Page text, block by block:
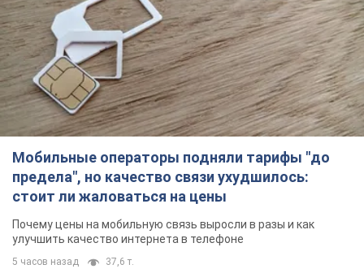
Мобильные операторы подняли тарифы "до
предела", но качество связи ухудшилось:
стоит ли жаловаться на цены
Почему цены на мобильную связь выросли в разы и как
улучшить качество интернета в телефоне
5 часов назад 37,6 т.